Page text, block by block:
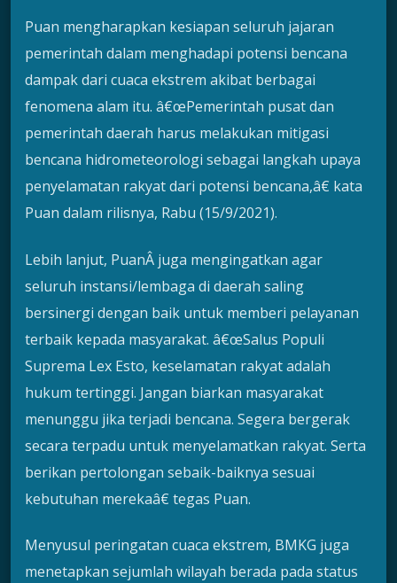
Puan mengharapkan kesiapan seluruh jajaran
pemerintah dalam menghadapi potensi bencana
dampak dari cuaca ekstrem akibat berbagai
fenomena alam itu. â€œPemerintah pusat dan
pemerintah daerah harus melakukan mitigasi
bencana hidrometeorologi sebagai langkah upaya
penyelamatan rakyat dari potensi bencana,â€ kata
Puan dalam rilisnya, Rabu (15/9/2021).
Lebih lanjut, PuanÂ juga mengingatkan agar
seluruh instansi/lembaga di daerah saling
bersinergi dengan baik untuk memberi pelayanan
terbaik kepada masyarakat. â€œSalus Populi
Suprema Lex Esto, keselamatan rakyat adalah
hukum tertinggi. Jangan biarkan masyarakat
menunggu jika terjadi bencana. Segera bergerak
secara terpadu untuk menyelamatkan rakyat. Serta
berikan pertolongan sebaik-baiknya sesuai
kebutuhan merekaâ€ tegas Puan.
Menyusul peringatan cuaca ekstrem, BMKG juga
menetapkan sejumlah wilayah berada pada status